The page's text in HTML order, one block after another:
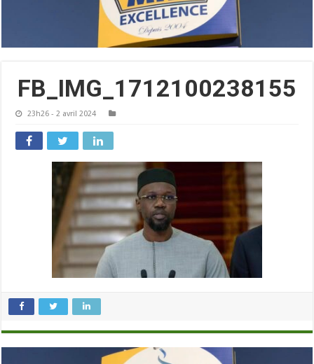
FB_IMG_1712100238155
23h26 - 2 avril 2024